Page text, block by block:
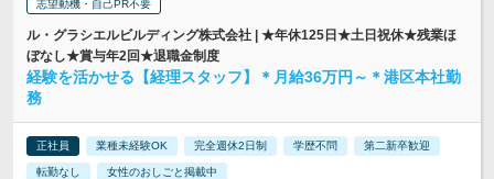
志望動機・自己PR不要
ル・グラシエルビルディング株式会社 | ★年休125日★土日祝休★残業ほ
ぼなし★賞与年2回★退職金制度
経験を活かせる【経理スタッフ】＊月給36万円～＊港区本社勤
務
正社員 業種未経験OK 完全週休2日制 学歴不問 第二新卒歓迎
転勤なし 女性のおしごと掲載中